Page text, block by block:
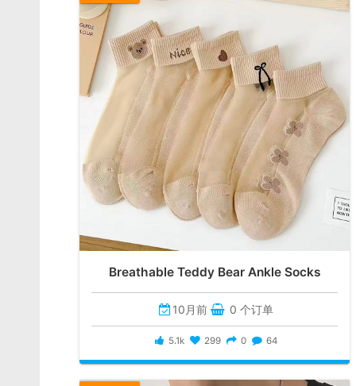
Breathable Teddy Bear Ankle Socks
10月前 0 个订单
5.1k 299 0 64